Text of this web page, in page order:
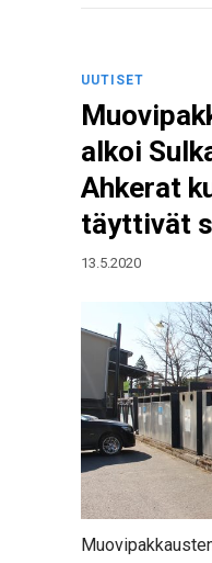
UUTISET
alkoi
Ahkerat
täyttivät
13.5.2020